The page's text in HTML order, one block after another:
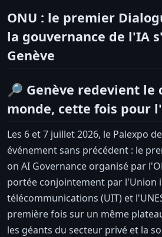
ONU : le premier
la gouvernance de l'IA
Genève
🔎 Genève redevient le
monde, cette fois pour
Les 6 et 7 juillet 2026, le Palexpo
événement sans précédent : le
on AI Governance organisé par
portée conjointement par l'Union
télécommunications (UIT) et
première fois sur un même
les géants du secteur privé et la